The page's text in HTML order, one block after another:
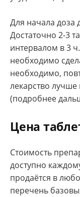
Для начала
Достаточно 2-3
интервалом в 3
необходимо
необходимо,
лекарство лучше
(подробнее
Цена
Стоимость
доступно
продаётся в
перечень